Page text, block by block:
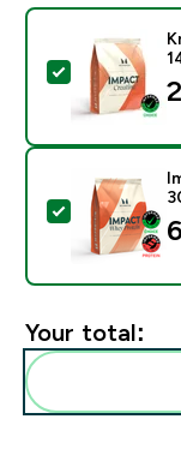
Select this
Select this
Your total: